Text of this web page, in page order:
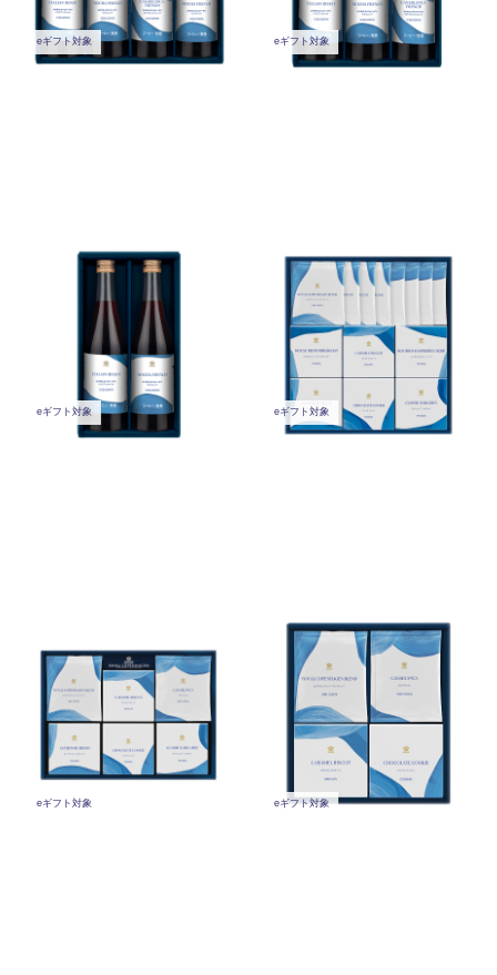
eギフト対象
ロイヤル コペンハーゲン アイ
スコーヒーセット (RD30)
(税込)
eギフト対象
ロイヤル コペンハーゲン アソ
ートセット (RC50)
￥5,400(税込)
eギフト対象
ートセット (RC30)
￥3,240 (税込)
eギフト対象
ロイヤル コペンハーゲン ドリ
ップコーヒー・クッキーセッ
ト (RC25)
￥2,700 (税込)
eギフト対象 eギフト対象